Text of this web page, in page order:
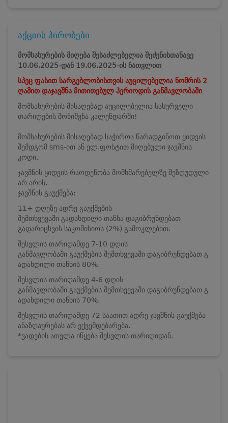
აქციის პირობები
მომსახურების მიღება შესაძლებელია შეძენისთანავე
10.06.2025-დან 19.06.2025-ის ჩათვლით
სპეც ფასით სარგებლობისთვის აუცილებელია ნომრის 2
ღამით დაჯავშნა მითითებულ პერიოდის განმავლობაში
მომსახურების მისაღებად აუცილებელია სასურველი
თარიღების მონიშვნა კალენდარში!
მომსახურების მისაღებად საჭიროა წარადგინოთ ყიდვის
შემდგომ sms-ით ან ელ.ფოსტით მიღებული ჯავშნის
კოდი.
ჯავშნის ყიდვის რაოდენობა მომხმარებელზე შეზღუდული
არ არის.
ჯავშნის გაუქმება:
11+ დღეზე ადრე გაუქმების
შემთხვევაში გადახდილი თანხა დაგიბრუნდებათ
გადარიცხვის საკომისიოს (2%) გამოკლებით.
შესვლის თარიღამდე 7-10 დღის
განმავლობაში გაუქმების შემთხვევაში დაგიბრუნდებათ გ
ადახდილი თანხის 80%.
შესვლის თარიღამდე 4-6 დღის
განმავლობაში გაუქმების შემთხვევაში დაგიბრუნდებათ გ
ადახდილი თანხის 70%.
შესვლის თარიღამდე 72 საათით ადრე ჯავშნის გაუქმება
ანაზღაურებას არ ექვემდებარება.
*ვადების ათვლა იწყება შესვლის თარიღიდან.